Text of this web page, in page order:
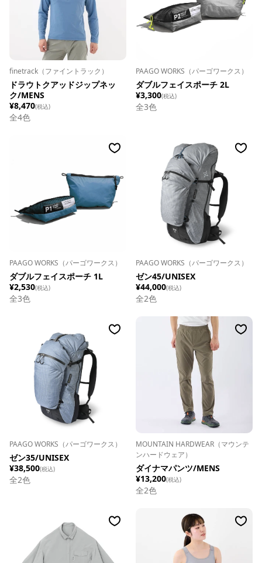
finetrack（ファイントラック）
ドラウトクアッドジップネッ
ク/MENS
¥8,470(税込)
全4色
PAAGO WORKS（パーゴワークス）
ダブルフェイスポーチ 2L
¥3,300(税込)
全3色
PAAGO WORKS（パーゴワークス）
ダブルフェイスポーチ 1L
¥2,530(税込)
全3色
PAAGO WORKS（パーゴワークス）
ゼン45/UNISEX
¥44,000(税込)
全2色
PAAGO WORKS（パーゴワークス）
ゼン35/UNISEX
¥38,500(税込)
全2色
MOUNTAIN HARDWEAR（マウンテ
ンハードウェア）
ダイナマパンツ/MENS
¥13,200(税込)
全2色